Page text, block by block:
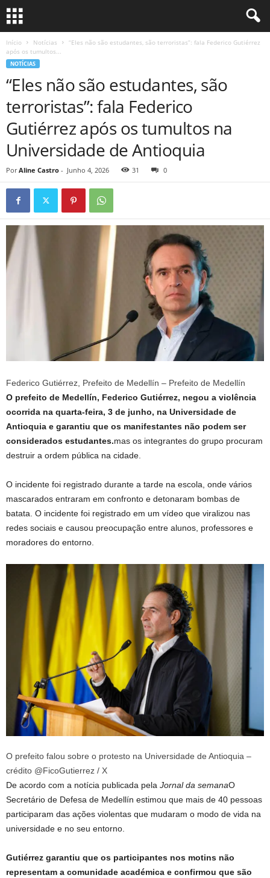
Início Notícias
“Eles não são estudantes, são terroristas”: fala Federico Gutiérrez
após os tumultos...
NOTÍCIAS
“Eles não são estudantes, são
terroristas”: fala Federico
Gutiérrez após os tumultos na
Universidade de Antioquia
Por Aline Castro - Junho 4, 2026 31 0
Federico Gutiérrez, Prefeito de Medellín – Prefeito de Medellín
O prefeito de Medellín, Federico Gutiérrez, negou a violência
ocorrida na quarta-feira, 3 de junho, na Universidade de
Antioquia e garantiu que os manifestantes não podem ser
considerados estudantes.mas os integrantes do grupo procuram
destruir a ordem pública na cidade.
O incidente foi registrado durante a tarde na escola, onde vários
mascarados entraram em confronto e detonaram bombas de
batata. O incidente foi registrado em um vídeo que viralizou nas
redes sociais e causou preocupação entre alunos, professores e
moradores do entorno.
O prefeito falou sobre o protesto na Universidade de Antioquia –
crédito @FicoGutierrez / X
De acordo com a notícia publicada pela Jornal da semanaO
Secretário de Defesa de Medellín estimou que mais de 40 pessoas
participaram das ações violentas que mudaram o modo de vida na
universidade e no seu entorno.
Gutiérrez garantiu que os participantes nos motins não
representam a comunidade académica e confirmou que são